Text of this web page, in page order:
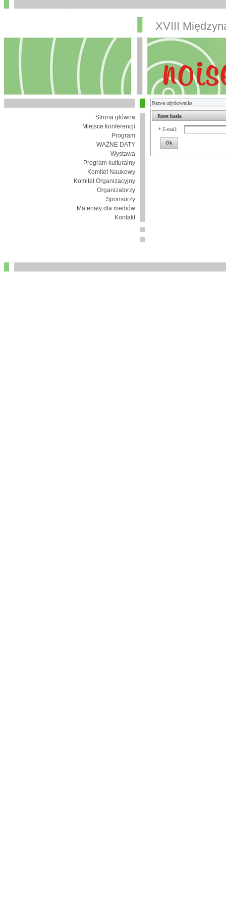
XVIII
Strona główna
Miejsce konferencji
Program
WAŻNE DATY
Wystawa
Program kulturalny
Komitet Naukowy
Komitet Organizacyjny
Organizatorzy
Sponsorzy
Materiały dla mediów
Kontakt
Reset hasła
* E-mail:
Ok